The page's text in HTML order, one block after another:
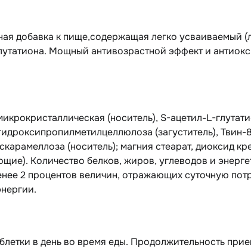
добавка к пище,содержащая легко усваиваемый
Мощный антивозрастной эффект и
(носитель), S-ацетил-L-
(загуститель), Твин-
(носитель); магния стеарат, диоксид
Количество белков, жиров, углеводов и
2 процентов величин, отражающих суточную
в день во время еды. Продолжительность